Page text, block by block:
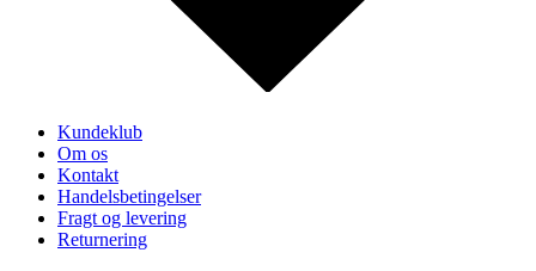
Kundeklub
Om os
Kontakt
Handelsbetingelser
Fragt og levering
Returnering